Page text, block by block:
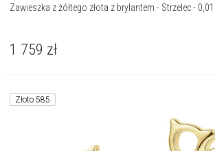
Zawieszka z żółtego złota z brylantem - Strzelec -
1 759 zł
Złoto 585